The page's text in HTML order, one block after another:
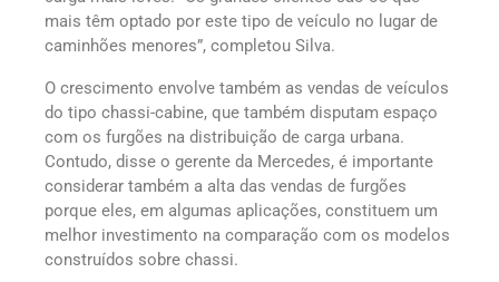
mais têm optado por este tipo de veículo no lugar de
caminhões menores”, completou Silva.
O crescimento envolve também as vendas de veículos
do tipo chassi-cabine, que também disputam espaço
com os furgões na distribuição de carga urbana.
Contudo, disse o gerente da Mercedes, é importante
considerar também a alta das vendas de furgões
porque eles, em algumas aplicações, constituem um
melhor investimento na comparação com os modelos
construídos sobre chassi.